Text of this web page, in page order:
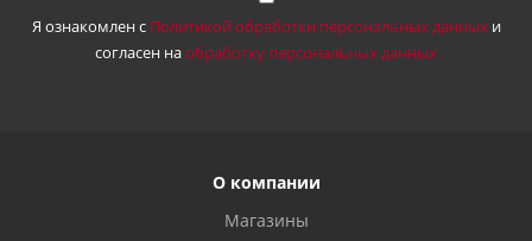
Я ознакомлен с Политикой обработки персональных данныхи
согласен наобработку персональных данных
О компании
Магазины